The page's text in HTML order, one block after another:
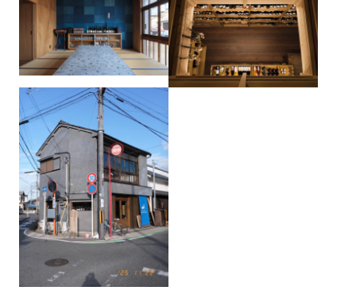
アグリベンチャー
JOC ビジネススクール
Hatch & Evolve（ハチエ
部会